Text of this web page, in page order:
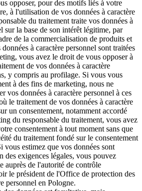
opposer, pour des motifs liés à votre
à l'utilisation de vos données à caractère
du traitement traite vos données à
sur la base de son intérêt légitime, par
de la commercialisation de produits et
à caractère personnel sont traitées
vous avez le droit de vous opposer à
de vos données à caractère
y compris au profilage. Si vous vous
à des fins de marketing, nous ne
vos données à caractère personnel à ces
le traitement de vos données à caractère
un consentement, notamment accordé
du responsable du traitement, vous avez
consentement à tout moment sans que
du traitement fondé sur le consentement
vous estimez que vos données sont
des exigences légales, vous pouvez
auprès de l'autorité de contrôle
le président de l'Office de protection des
personnel en Pologne.